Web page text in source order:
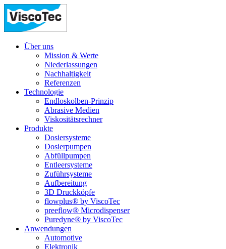
Über uns
Mission & Werte
Niederlassungen
Nachhaltigkeit
Referenzen
Technologie
Endloskolben-Prinzip
Abrasive Medien
Viskositätsrechner
Produkte
Dosiersysteme
Dosierpumpen
Abfüllpumpen
Entleersysteme
Zuführsysteme
Aufbereitung
3D Druckköpfe
flowplus® by ViscoTec
preeflow® Microdispenser
Puredyne® by ViscoTec
Anwendungen
Automotive
Elektronik